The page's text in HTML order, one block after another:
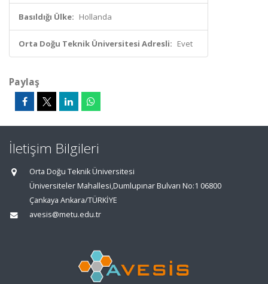
Basıldığı Ülke: Hollanda
Orta Doğu Teknik Üniversitesi Adresli: Evet
Paylaş
İletişim Bilgileri
Orta Doğu Teknik Üniversitesi
Üniversiteler Mahallesi,Dumlupınar Bulvarı No:1 06800
Çankaya Ankara/TÜRKİYE
avesis@metu.edu.tr